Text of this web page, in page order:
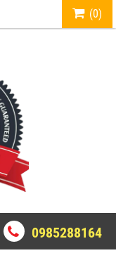
(0)
0985288164